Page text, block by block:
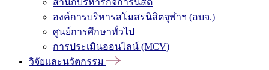
องค์การบริหารสโมสรนิสิตจุฬาฯ (อบจ.)
ศูนย์การศึกษาทั่วไป
การประเมินออนไลน์ (MCV)
วิจัยและนวัตกรรม